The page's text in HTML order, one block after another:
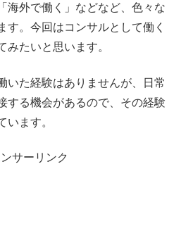
海外で働く」などなど、色々な
す。今回はコンサルとして働く
みたいと思います。
いた経験はありませんが、日常
する機会があるので、その経験
います。
サーリンク